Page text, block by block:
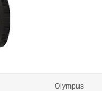
Olympus